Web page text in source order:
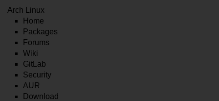
Arch Linux
Home
Packages
Forums
Wiki
GitLab
Security
AUR
Download